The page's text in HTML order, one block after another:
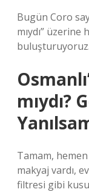
Bugün Coro
mıydı” üzerine
buluşturuyoruz.
mıydı?
Tamam, hemen
makyaj vardı,
filtresi gibi